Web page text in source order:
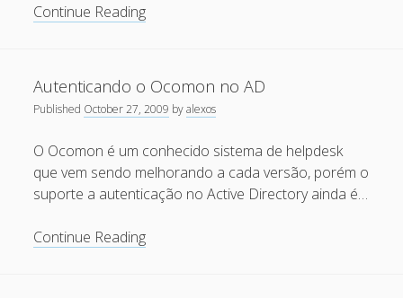
September 2009
July 2009
June 2009
April 2009
Continue ReadingUsando
Tor
Autenticando o Ocomon no AD
Published October 27, 2009 byalexos
O Ocomon é um conhecido sistema de helpdesk
que vem sendo melhorando a cada versão, porém o
suporte a autenticação no Active Directory ainda é…
Continue ReadingAutenticando